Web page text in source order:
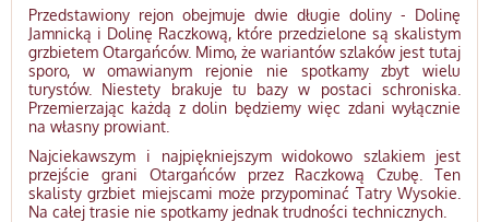
Przedstawiony rejon obejmuje dwie długie doliny - Dolinę
Jamnicką i Dolinę Raczkową, które przedzielone są skalistym
grzbietem Otargańców. Mimo, że wariantów szlaków jest tutaj
sporo, w omawianym rejonie nie spotkamy zbyt wielu
turystów. Niestety brakuje tu bazy w postaci schroniska.
Przemierzając każdą z dolin będziemy więc zdani wyłącznie
na własny prowiant.
Najciekawszym i najpiękniejszym widokowo szlakiem jest
przejście grani Otargańców przez Raczkową Czubę. Ten
skalisty grzbiet miejscami może przypominać Tatry Wysokie.
Na całej trasie nie spotkamy jednak trudności technicznych.